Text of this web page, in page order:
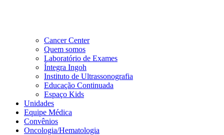
Cancer Center
Quem somos
Laboratório de Exames
Íntegra Ingoh
Instituto de Ultrassonografia
Educação Continuada
Espaço Kids
Unidades
Equipe Médica
Convênios
Oncologia/Hematologia